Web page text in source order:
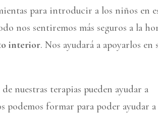
para introducir a los niños en
nos sentiremos más seguros a la
interior. Nos ayudará a apoyarlos en
nuestras terapias pueden ayudar a
podemos formar para poder ayudar a